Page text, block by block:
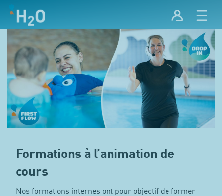
Formations à l’animation de
cours
Nos formations internes ont pour objectif de former